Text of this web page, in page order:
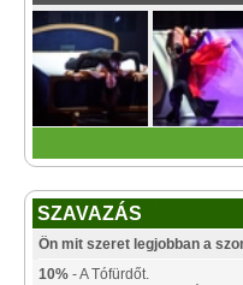
SZAVAZÁS
Ön mit szeret legjobban a
10% - A Tófürdőt.